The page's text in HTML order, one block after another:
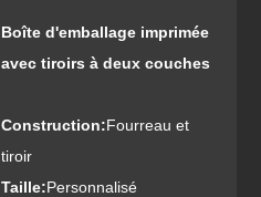
Boîte d'emballage imprimée
avec tiroirs à deux couches
Construction:Fourreau et
tiroir
Taille:Personnalisé